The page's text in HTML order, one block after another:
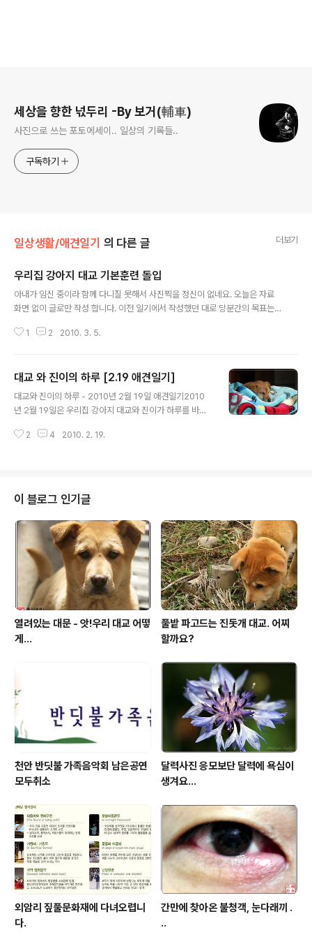
세상을 향한 넋두리 -By 보거(輔車)
사진으로 쓰는 포토에세이.. 일상의 기록들..
구독하기
일상생활/애견일기 의 다른 글 더보기
우리집 강아지 대교 기본훈련 돌입
아내가 임신 중이라 함께 다니질 못해서 사진찍을 정신이 없네요. 오늘은 자료
화면 없이 글로만 작성 합니다. 이전 일기에서 작성했던 대로 당분간의 목표는
없애기의 방법을 설명해 주셨지만 일부러 장거리 주행 해 보기는 어려우니 일단
구요? 차로 이동시 굉장히 가까운 거리지만 딸아이 예림양과 친구 차로 태워다
주면서 대교 동승시킨답니다. 불과 왕복 10분도 안되지만 그 사이에도 멀미로
인하여 흘리는 침의 양이 상당합니다. 딸아이 예림양 매일 태워다 주기로 약속
1 2 2010. 3. 5.
대교 와 진이의 하루 [2.19 애견일기]
대교와 진이의 하루 - 2010년 2월 19일 애견일기2010
년 2월 19일은 우리집 강아지 대교와 진이가 하루를 바쁘
따라가고 , 집앞 원성천에 산책 다녀오고 , 다녀와서 둘의
와 진의 상태가 말이 아닌상태~ 날씨를 보니 햇볕이 잘 나
길래 지난번 목욕이후 12일만에 목욕을 감행했습니다. 아
내가 담요위에 오른 대교에의 머리와 등을 살살 쓰다듬어
주니 금방 잠이 들었습니다. 자는 모습은 누구를 보든 참 예
쁘다는 생각을 합니다. 딸아이 자는 모습 , 아내의 자는 모
습을 보면서 느..
2 4 2010. 2. 19.
이 블로그 인기글
열려있는 대문 - 앗!우리 대교 어떻
게...
풀밭 파고드는 진돗개 대교. 어찌
할까요?
천안 반딧불 가족음악회 남은공연
모두취소
달력사진 응모보단 달력에 욕심이
생겨요...
외암리 짚풀문화재에 다녀오렵니
다.
간만에 찾아온 불청객, 눈다래끼 .
..